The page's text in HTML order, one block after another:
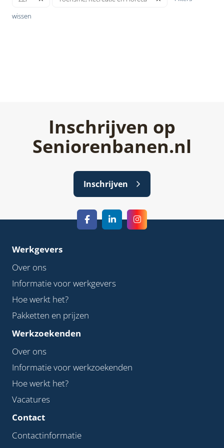
wissen
Inschrijven op
Seniorenbanen.nl
Inschrijven
Werkgevers
Over ons
Informatie voor werkgevers
Hoe werkt het?
Pakketten en prijzen
Werkzoekenden
Over ons
Informatie voor werkzoekenden
Hoe werkt het?
Vacatures
Contact
Contactinformatie